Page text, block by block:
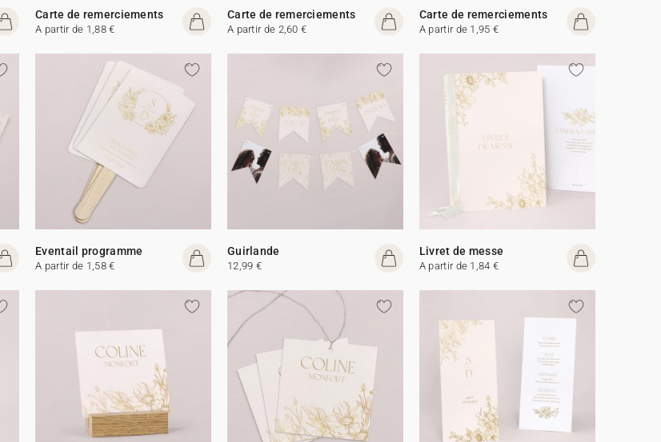
Carte de remerciements
A partir de 1,88 €
Carte de remerciements
A partir de 2,60 €
Carte de remerciements
A partir de 1,95 €
Eventail programme
A partir de 1,58 €
Guirlande
12,99 €
Livret de messe
A partir de 1,84 €